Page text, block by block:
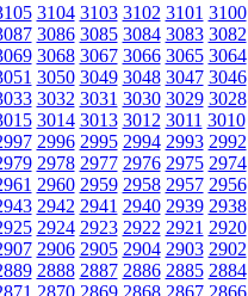
3104 3103 3102 3101 3100
3086 3085 3084 3083 3082
3068 3067 3066 3065 3064
3050 3049 3048 3047 3046
3032 3031 3030 3029 3028
3014 3013 3012 3011 3010
2996 2995 2994 2993 2992
2978 2977 2976 2975 2974
2960 2959 2958 2957 2956
2942 2941 2940 2939 2938
2924 2923 2922 2921 2920
2906 2905 2904 2903 2902
2888 2887 2886 2885 2884
2870 2869 2868 2867 2866